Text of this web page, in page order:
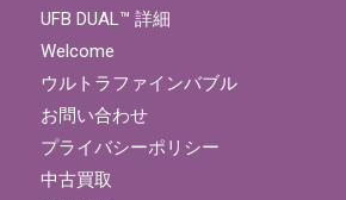
UFB DUAL™ 詳細
Welcome
ウルトラファインバブル
お問い合わせ
プライバシーポリシー
中古買取